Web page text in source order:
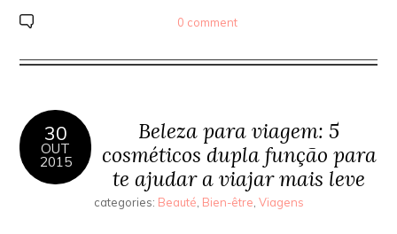
0 comment
30
OUT
2015
Beleza para viagem: 5
cosméticos dupla função para
te ajudar a viajar mais leve
categories: Beauté Bien-être Viagens